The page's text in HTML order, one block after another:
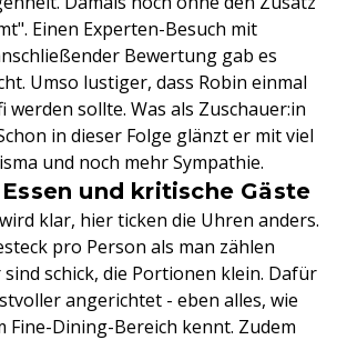
Einen Experten-Besuch mit
Bewertung gab es
Umso lustiger, dass Robin einmal
werden sollte. Was als Zuschauer:in
in dieser Folge glänzt er mit viel
und noch mehr Sympathie.
und kritische Gäste
klar, hier ticken die Uhren anders.
pro Person als man zählen
schick, die Portionen klein. Dafür
angerichtet - eben alles, wie
Fine-Dining-Bereich kennt. Zudem